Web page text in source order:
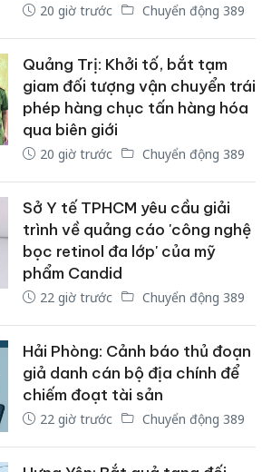
20 giờ trước Chuyển động 389
Quảng Trị: Khởi tố, bắt tạm
giam đối tượng vận chuyển trái
phép hàng chục tấn hàng hóa
qua biên giới
20 giờ trước Chuyển động 389
Sở Y tế TPHCM yêu cầu giải
trình về quảng cáo 'công nghệ
bọc retinol đa lớp' của mỹ
phẩm Candid
22 giờ trước Chuyển động 389
Hải Phòng: Cảnh báo thủ đoạn
giả danh cán bộ địa chính để
chiếm đoạt tài sản
22 giờ trước Chuyển động 389